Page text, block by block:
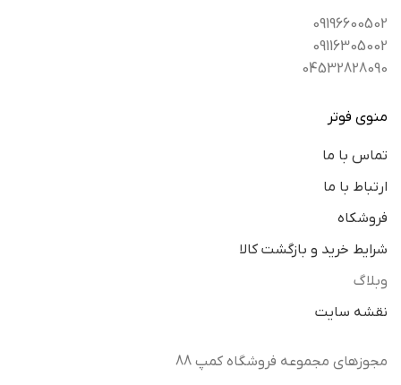
09196600502
09116305002
04532828090
منوی فوتر
تماس با ما
ارتباط با ما
فروشکاه
شرایط خرید و بازگشت کالا
وبلاگ
نقشه سایت
مجوزهای مجموعه فروشگاه کمپ 88